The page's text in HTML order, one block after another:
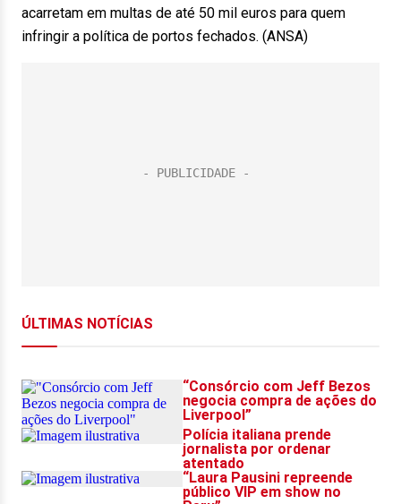
acarretam em multas de até 50 mil euros para quem
infringir a política de portos fechados. (ANSA)